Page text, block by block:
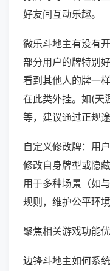
好友间互动乐趣。
微乐斗地主有没有
部分用户的牌特别
看到其他人的牌一
在此类外挂。如(天
等，建议通过正规
自定义修改牌：用
修改自身牌型或隐
用于多种场景（如
规则，维护公平环境
聚焦相关游戏功能优
边锋斗地主如何系